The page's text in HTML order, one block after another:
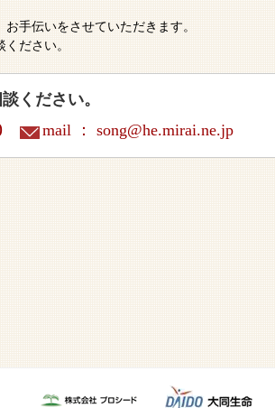
手伝いをさせていただきます。
ください。
ください。
mail ： song@he.mirai.ne.jp